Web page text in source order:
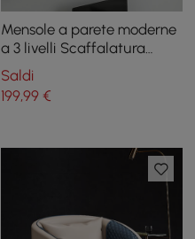
Mensole a parete moderne
a 3 livelli Scaffalatura
lunga galleggiante in
bianco e oro
Saldi
199,99€